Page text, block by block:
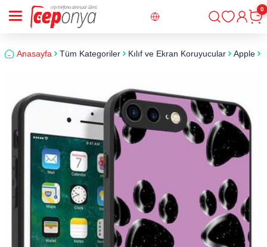
Giriş
0
Anasayfa Tüm Kategoriler Kılıf ve Ekran Koruyucular Apple